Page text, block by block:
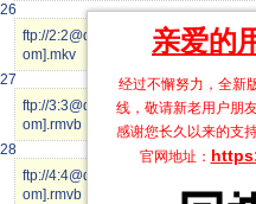
亲爱的
经过不懈努力，全新
线，敬请新老用户朋
感谢您长久以来的支
官网地址：
26
ftp://2:2@dz.dl1234.com:8006/使徒
om].mkv
27
ftp://3:3@dz.dl1234.com:8006/使徒
om].rmvb
28
ftp://4:4@dz.dl1234.com:8006/使徒
om].rmvb